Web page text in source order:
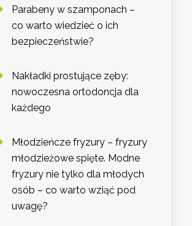
Parabeny w szamponach –
co warto wiedzieć o ich
bezpieczeństwie?
Nakładki prostujące zęby:
nowoczesna ortodoncja dla
każdego
Młodzieńcze fryzury – fryzury
młodzieżowe spięte. Modne
fryzury nie tylko dla młodych
osób – co warto wziąć pod
uwagę?